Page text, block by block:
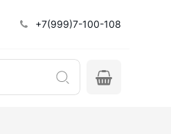
+7(999)7-100-108